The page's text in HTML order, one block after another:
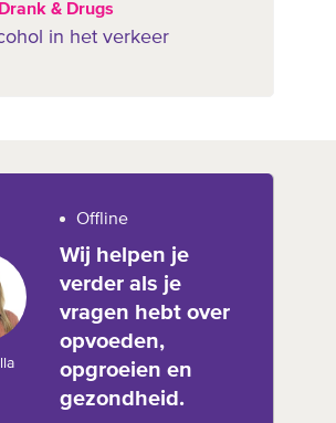
& Drugs
in het verkeer
Offline
Wij helpen je
verder als je
vragen hebt over
opvoeden,
opgroeien en
gezondheid.